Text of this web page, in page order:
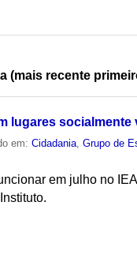
(mais recente
lugares socialmente
em:Cidadania,Grupo de
em julho no